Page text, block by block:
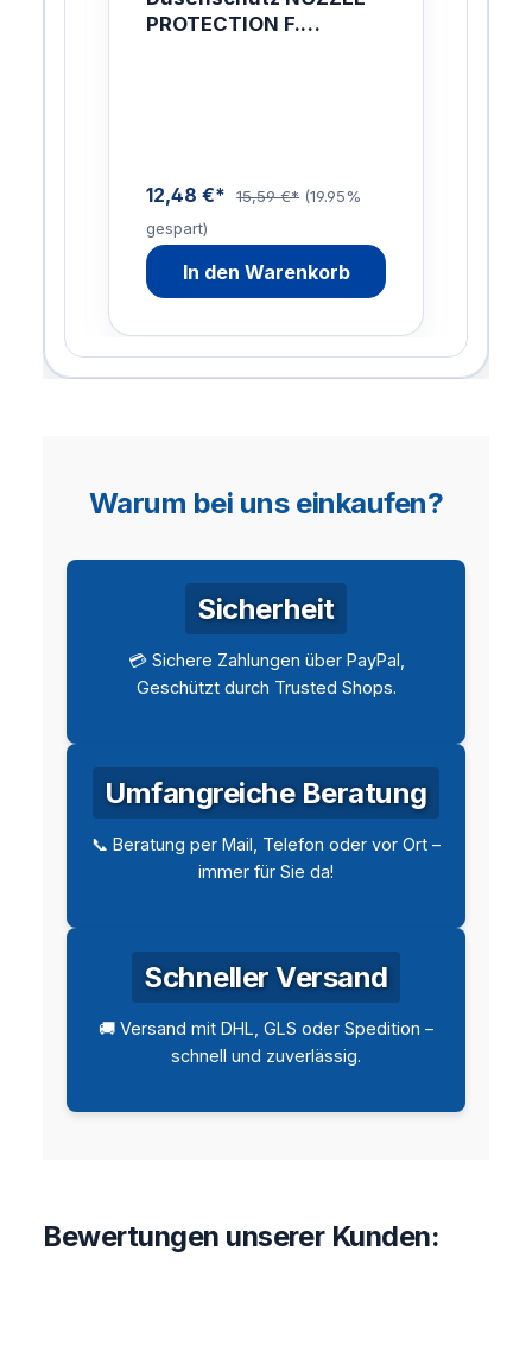
PROTECTION F.
12,48 €* 15,59 €* (19.95%
gespart)
In den Warenkorb
Warum bei uns einkaufen?
Sicherheit
💳 Sichere Zahlungen über PayPal,
Geschützt durch Trusted Shops.
Umfangreiche Beratung
📞 Beratung per Mail, Telefon oder vor Ort –
immer für Sie da!
Schneller Versand
🚚 Versand mit DHL, GLS oder Spedition –
schnell und zuverlässig.
Bewertungen unserer Kunden: